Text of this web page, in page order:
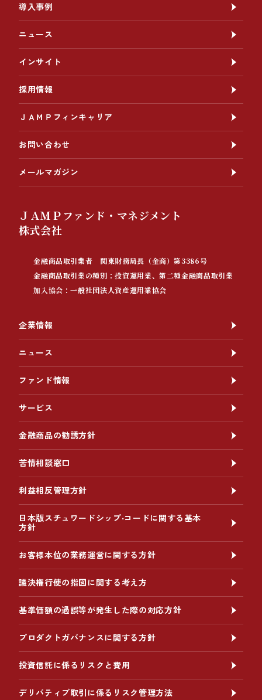
導入事例
ニュース
インサイト
採用情報
ＪＡＭＰフィンキャリア
お問い合わせ
メールマガジン
ＪＡＭＰファンド・マネジメント
株式会社
金融商品取引業者 関東財務局長（金商）第3386号
金融商品取引業の種別：投資運用業、第二種金融商品取引業
加入協会：一般社団法人資産運用業協会
企業情報
ニュース
ファンド情報
サービス
金融商品の勧誘方針
苦情相談窓口
利益相反管理方針
日本版スチュワードシップ‧コードに関する基本
方針
お客様本位の業務運営に関する方針
議決権行使の指図に関する考え方
基準価額の過誤等が発生した際の対応方針
プロダクトガバナンスに関する方針
投資信託に係るリスクと費用
デリバティブ取引に係るリスク管理方法